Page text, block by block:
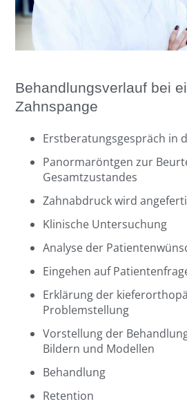
Behandlungsverlauf bei
Zahnspange
Erstberatungsgespräch in
Panormaröntgen zur
Gesamtzustandes
Zahnabdruck wird
Klinische Untersuchung
Analyse der
Eingehen auf
Erklärung der
Problemstellung
Vorstellung der
Bildern und Modellen
Behandlung
Retention